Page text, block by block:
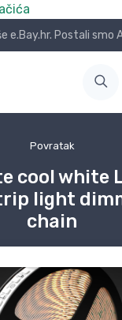
e.Bay.hr. Postali smo
Povratak
cool white
light
chain